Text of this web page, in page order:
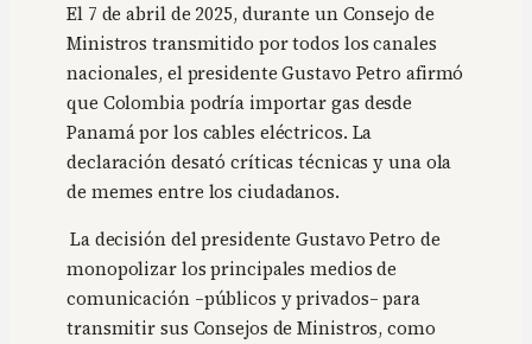
El 7 de abril de 2025, durante un Consejo de
Ministros transmitido por todos los canales
nacionales, el presidente Gustavo Petro afirmó
que Colombia podría importar gas desde
Panamá por los cables eléctricos. La
declaración desató críticas técnicas y una ola
de memes entre los ciudadanos.
La decisión del presidente Gustavo Petro de
monopolizar los principales medios de
comunicación –públicos y privados– para
transmitir sus Consejos de Ministros, como